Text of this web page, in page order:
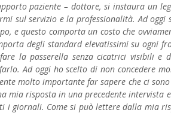
paziente – dottore, si instaura un
sul servizio e la professionalità. Ad
e questo comporta un costo che
degli standard elevatissimi su ogni
la passerella senza cicatrici visibili e
Ad oggi ho scelto di non concedere
molto importante far sapere che ci
mia risposta in una precedente intervista
giornali. Come si può lettere dalla mia